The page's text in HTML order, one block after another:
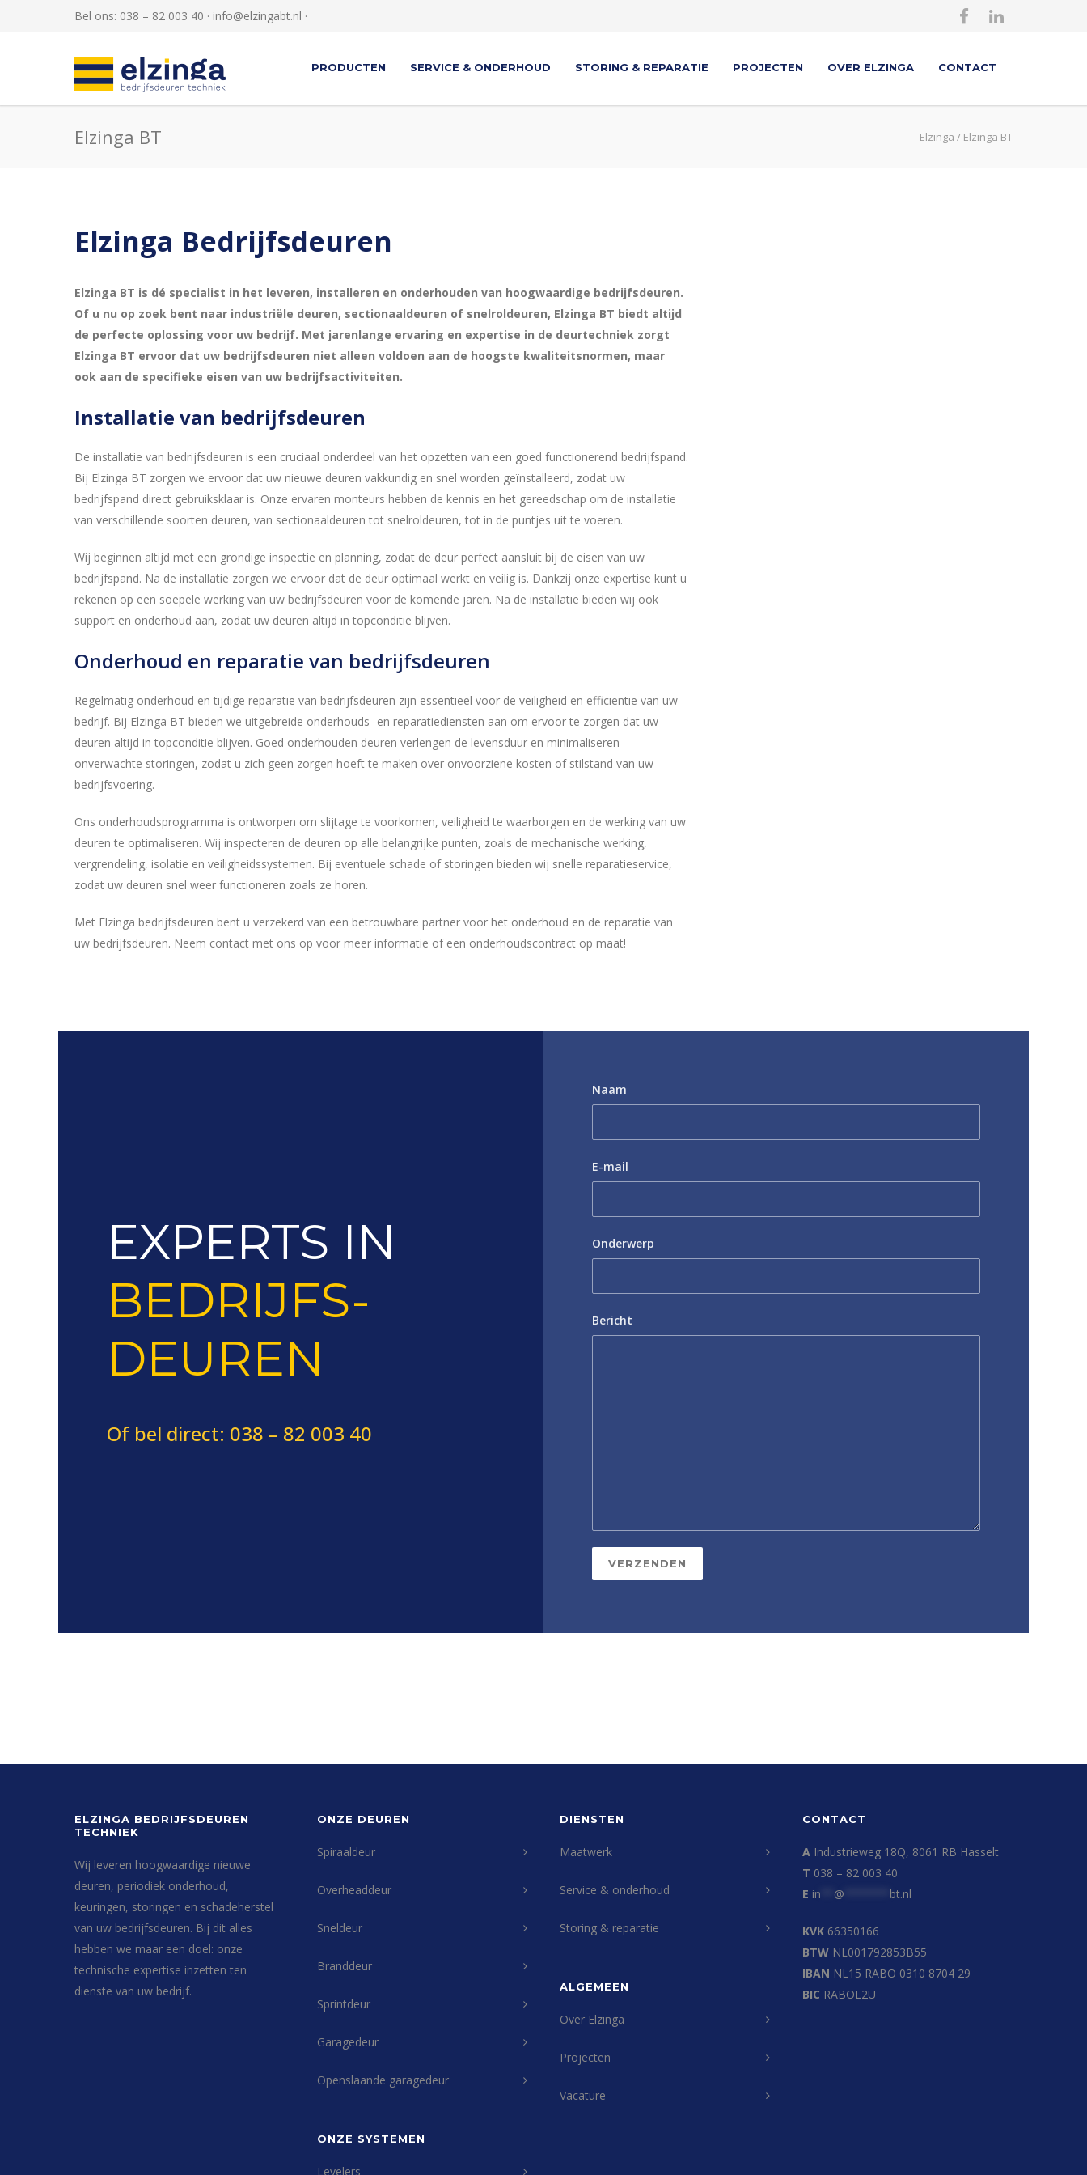
Bel ons: 038 – 82 003 40 · info@elzingabt.nl ·
PRODUCTEN SERVICE & ONDERHOUD STORING & REPARATIE PROJECTEN OVER ELZINGA CONTACT
Elzinga BT Elzinga / Elzinga BT
Elzinga Bedrijfsdeuren
Elzinga BT is dé specialist in het leveren, installeren en onderhouden van hoogwaardige bedrijfsdeuren.
Of u nu op zoek bent naar industriële deuren, sectionaaldeuren of snelroldeuren, Elzinga BT biedt altijd
de perfecte oplossing voor uw bedrijf. Met jarenlange ervaring en expertise in de deurtechniek zorgt
Elzinga BT ervoor dat uw bedrijfsdeuren niet alleen voldoen aan de hoogste kwaliteitsnormen, maar
ook aan de specifieke eisen van uw bedrijfsactiviteiten.
Installatie van bedrijfsdeuren
De installatie van bedrijfsdeuren is een cruciaal onderdeel van het opzetten van een goed functionerend bedrijfspand.
Bij Elzinga BT zorgen we ervoor dat uw nieuwe deuren vakkundig en snel worden geïnstalleerd, zodat uw
bedrijfspand direct gebruiksklaar is. Onze ervaren monteurs hebben de kennis en het gereedschap om de installatie
van verschillende soorten deuren, van sectionaaldeuren tot snelroldeuren, tot in de puntjes uit te voeren.
Wij beginnen altijd met een grondige inspectie en planning, zodat de deur perfect aansluit bij de eisen van uw
bedrijfspand. Na de installatie zorgen we ervoor dat de deur optimaal werkt en veilig is. Dankzij onze expertise kunt u
rekenen op een soepele werking van uw bedrijfsdeuren voor de komende jaren. Na de installatie bieden wij ook
support en onderhoud aan, zodat uw deuren altijd in topconditie blijven.
Onderhoud en reparatie van bedrijfsdeuren
Regelmatig onderhoud en tijdige reparatie van bedrijfsdeuren zijn essentieel voor de veiligheid en efficiëntie van uw
bedrijf. Bij Elzinga BT bieden we uitgebreide onderhouds- en reparatiediensten aan om ervoor te zorgen dat uw
deuren altijd in topconditie blijven. Goed onderhouden deuren verlengen de levensduur en minimaliseren
onverwachte storingen, zodat u zich geen zorgen hoeft te maken over onvoorziene kosten of stilstand van uw
bedrijfsvoering.
Ons onderhoudsprogramma is ontworpen om slijtage te voorkomen, veiligheid te waarborgen en de werking van uw
deuren te optimaliseren. Wij inspecteren de deuren op alle belangrijke punten, zoals de mechanische werking,
vergrendeling, isolatie en veiligheidssystemen. Bij eventuele schade of storingen bieden wij snelle reparatieservice,
zodat uw deuren snel weer functioneren zoals ze horen.
Met Elzinga bedrijfsdeuren bent u verzekerd van een betrouwbare partner voor het onderhoud en de reparatie van
uw bedrijfsdeuren. Neem contact met ons op voor meer informatie of een onderhoudscontract op maat!
EXPERTS IN
BEDRIJFS-
DEUREN
Of bel direct: 038 – 82 003 40
Naam
E-mail
Onderwerp
Bericht
ELZINGA BEDRIJFSDEUREN
TECHNIEK
Wij leveren hoogwaardige nieuwe
deuren, periodiek onderhoud,
keuringen, storingen en schadeherstel
van uw bedrijfsdeuren. Bij dit alles
hebben we maar een doel: onze
technische expertise inzetten ten
dienste van uw bedrijf.
ONZE DEUREN
Spiraaldeur
Overheaddeur
Sneldeur
Branddeur
Sprintdeur
Garagedeur
Openslaande garagedeur
ONZE SYSTEMEN
Levelers
DIENSTEN
Maatwerk
Service & onderhoud
Storing & reparatie
ALGEMEEN
Over Elzinga
Projecten
Vacature
CONTACT
A Industrieweg 18Q, 8061 RB Hasselt
T 038 – 82 003 40
E in @ bt.nl
KVK 66350166
BTW NL001792853B55
IBAN NL15 RABO 0310 8704 29
BIC RABOL2U